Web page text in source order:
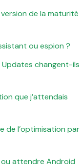
de la maturité
ou espion ?
Updates changent-ils
que j’attendais
de l’optimisation par
ou attendre Android